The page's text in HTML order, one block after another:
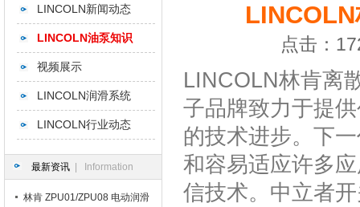
LINCOLN新闻动态
LINCOLN油泵知识
视频展示
LINCOLN润滑系统
LINCOLN行业动态
最新资讯 | Information
林肯 ZPU01/ZPU08 电动润滑
点击：
LINCOLN林肯离
子品牌致力于提
的技术进步。下
和容易适应许多
信技术。中立者